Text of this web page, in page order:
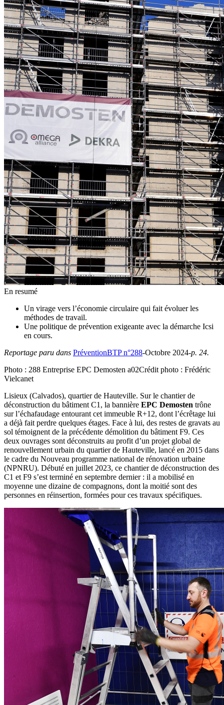
En resumé
Un virage vers l’économie circulaire qui fait évoluer les
méthodes de travail.
Une politique de prévention exigeante avec la démarche Icsi
en cours.
Reportage paru dans PréventionBTP n°288-Octobre 2024-p. 24.
Photo : 288 Entreprise EPC Demosten a02Crédit photo : Frédéric
Vielcanet
Lisieux (Calvados), quartier de Hauteville. Sur le chantier de
déconstruction du bâtiment C1, la bannière EPC Demosten trône
sur l’échafaudage entourant cet immeuble R+12, dont l’écrêtage lui
a déjà fait perdre quelques étages. Face à lui, des restes de gravats au
sol témoignent de la précédente démolition du bâtiment F9. Ces
deux ouvrages sont déconstruits au profit d’un projet global de
renouvellement urbain du quartier de Hauteville, lancé en 2015 dans
le cadre du Nouveau programme national de rénovation urbaine
(NPNRU). Débuté en juillet 2023, ce chantier de déconstruction des
C1 et F9 s’est terminé en septembre dernier : il a mobilisé en
moyenne une dizaine de compagnons, dont la moitié sont des
personnes en réinsertion, formées pour ces travaux spécifiques.